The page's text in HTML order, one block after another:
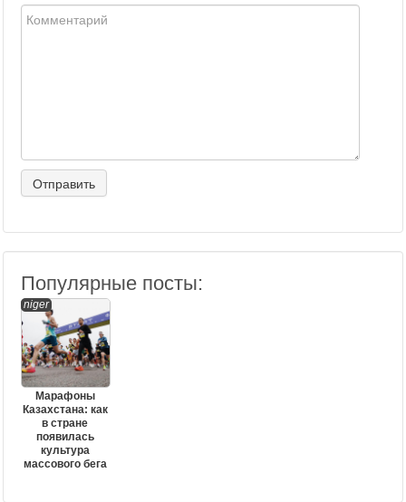
Популярные посты:
niger
Марафоны
Казахстана: как
в стране
появилась
культура
массового бега